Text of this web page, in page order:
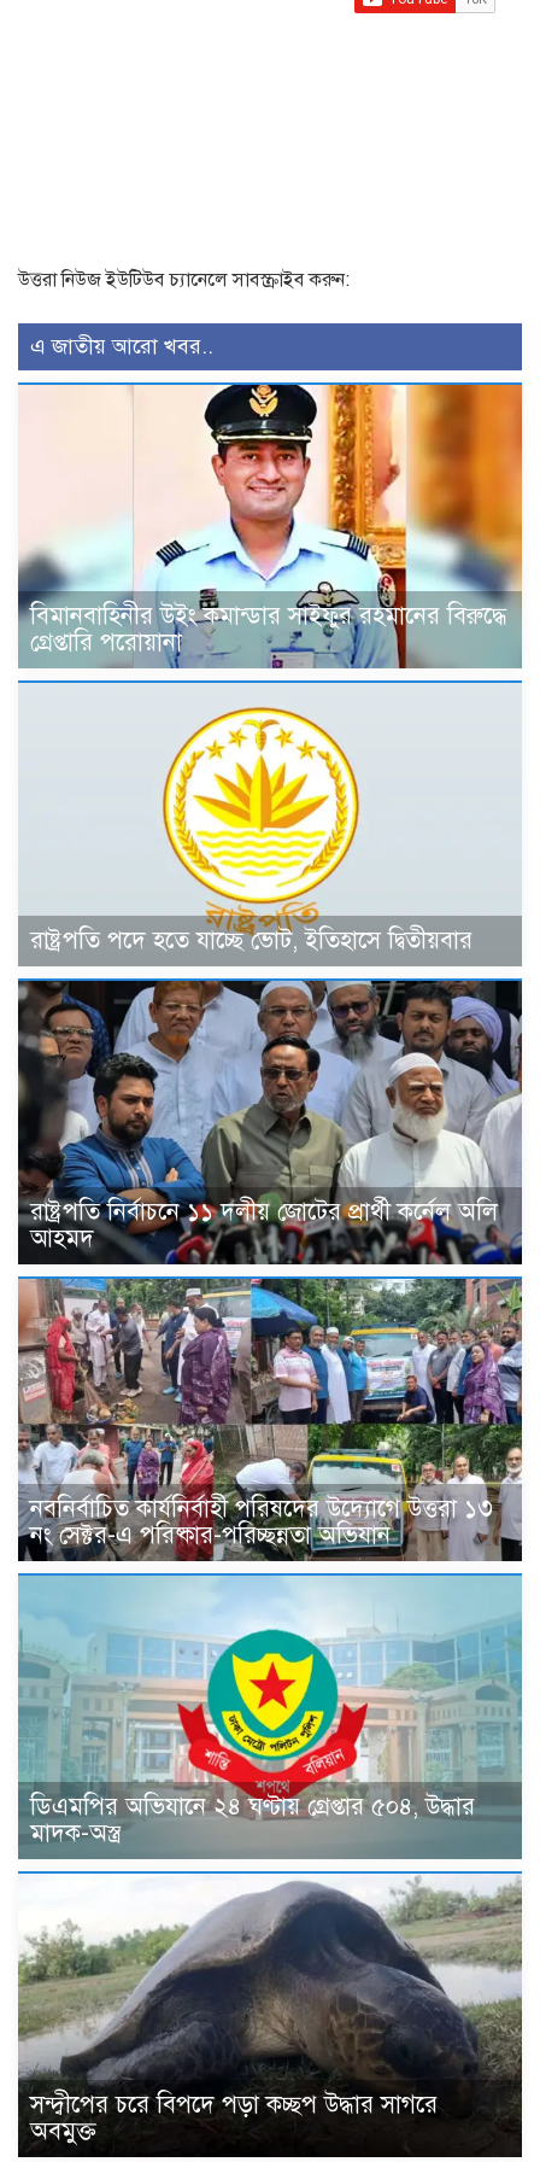
উত্তরা নিউজ ইউটিউব চ্যানেলে সাবস্ক্রাইব করুন:
এ জাতীয় আরো খবর..
বিমানবাহিনীর উইং কমান্ডার সাইফুর রহমানের বিরুদ্ধে
গ্রেপ্তারি পরোয়ানা
রাষ্ট্রপতি পদে হতে যাচ্ছে ভোট, ইতিহাসে দ্বিতীয়বার
রাষ্ট্রপতি নির্বাচনে ১১ দলীয় জোটের প্রার্থী কর্নেল অলি
আহমদ
নবনির্বাচিত কার্যনির্বাহী পরিষদের উদ্যোগে উত্তরা ১৩
নং সেক্টর-এ পরিষ্কার-পরিচ্ছন্নতা অভিযান
ডিএমপির অভিযানে ২৪ ঘণ্টায় গ্রেপ্তার ৫০৪, উদ্ধার
মাদক-অস্ত্র
সন্দ্বীপের চরে বিপদে পড়া কচ্ছপ উদ্ধার সাগরে
অবমুক্ত